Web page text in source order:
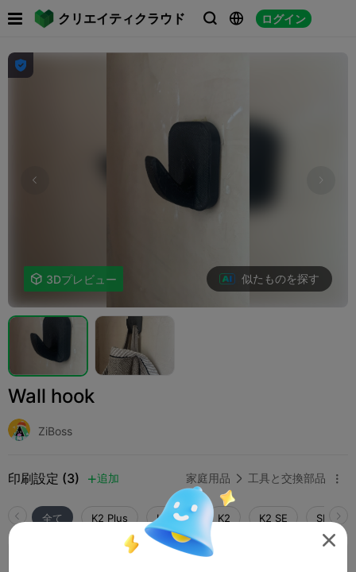
クリエイティクラウド   ログイン

 3Dプレビュー 似たものを探す
Wall hook
ZiBoss
印刷設定 (3) 追加 家庭用品  工具と交換部品 
全て K2 Plus K2 Pro K2 K2 SE
